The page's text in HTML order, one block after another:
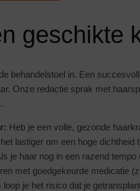
geschikte
behandelstoel in. Een
Onze redactie sprak met
Heb je een volle, gezonde
lastiger om een hoge dichtheid
je haar nog in een razend
met goedgekeurde medicatie
je het risico dat je